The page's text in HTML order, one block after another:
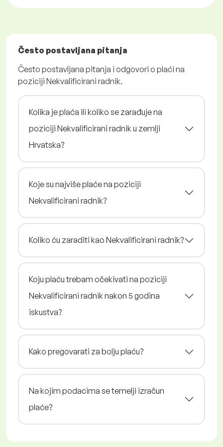
Često postavljana pitanja
Često postavljana pitanja i odgovori o plaći na
poziciji Nekvalificirani radnik.
Kolika je plaća ili koliko se zarađuje na
poziciji Nekvalificirani radnik u zemlji
Hrvatska?
Koje su najviše plaće na poziciji
Nekvalificirani radnik?
Koliko ću zaraditi kao Nekvalificirani radnik?
Koju plaću trebam očekivati na poziciji
Nekvalificirani radnik nakon 5 godina
iskustva?
Kako pregovarati za bolju plaću?
Na kojim podacima se temelji izračun
plaće?